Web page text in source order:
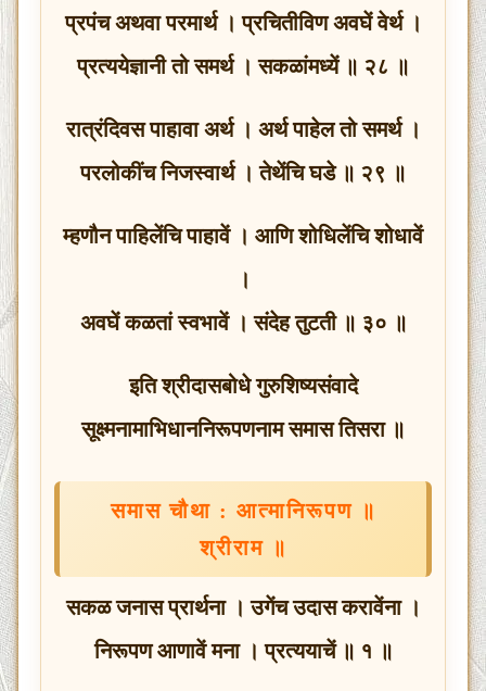
प्रपंच अथवा परमार्थ । प्रचितीविण अवघें वेर्थ ।
प्रत्ययेज्ञानी तो समर्थ । सकळांमध्यें ॥ २८ ॥
रात्रंदिवस पाहावा अर्थ । अर्थ पाहेल तो समर्थ ।
परलोकींच निजस्वार्थ । तेथेंचि घडे ॥ २९ ॥
म्हणौन पाहिलेंचि पाहावें । आणि शोधिलेंचि शोधावें
।
अवघें कळतां स्वभावें । संदेह तुटती ॥ ३० ॥
इति श्रीदासबोधे गुरुशिष्यसंवादे
सूक्ष्मनामाभिधाननिरूपणनाम समास तिसरा ॥
समास चौथा : आत्मानिरूपण ॥
श्रीराम ॥
सकळ जनास प्रार्थना । उगेंच उदास करावेंना ।
निरूपण आणावें मना । प्रत्ययाचें ॥ १ ॥